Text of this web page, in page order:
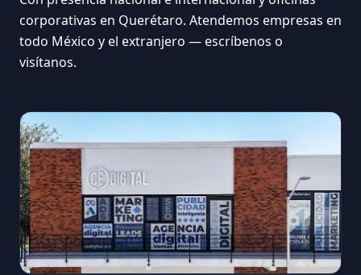
corporativas en Querétaro. Atendemos empresas en
todo México y el extranjero — escríbenos o
visítanos.